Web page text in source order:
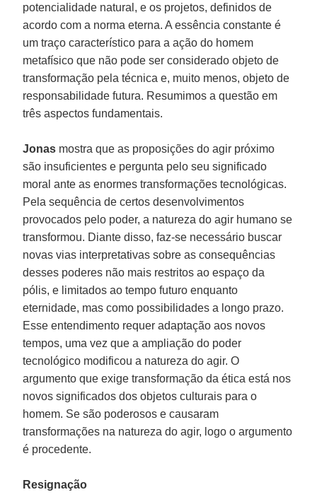
potencialidade natural, e os projetos, definidos de
acordo com a norma eterna. A essência constante é
um traço característico para a ação do homem
metafísico que não pode ser considerado objeto de
transformação pela técnica e, muito menos, objeto de
responsabilidade futura. Resumimos a questão em
três aspectos fundamentais.
Jonas mostra que as proposições do agir próximo
são insuficientes e pergunta pelo seu significado
moral ante as enormes transformações tecnológicas.
Pela sequência de certos desenvolvimentos
provocados pelo poder, a natureza do agir humano se
transformou. Diante disso, faz-se necessário buscar
novas vias interpretativas sobre as consequências
desses poderes não mais restritos ao espaço da
pólis, e limitados ao tempo futuro enquanto
eternidade, mas como possibilidades a longo prazo.
Esse entendimento requer adaptação aos novos
tempos, uma vez que a ampliação do poder
tecnológico modificou a natureza do agir. O
argumento que exige transformação da ética está nos
novos significados dos objetos culturais para o
homem. Se são poderosos e causaram
transformações na natureza do agir, logo o argumento
é procedente.
Resignação